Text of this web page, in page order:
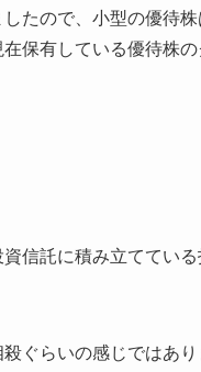
たので、小型の優待
保有している優待株
信託に積み立ててい
ぐらいの感じではあ